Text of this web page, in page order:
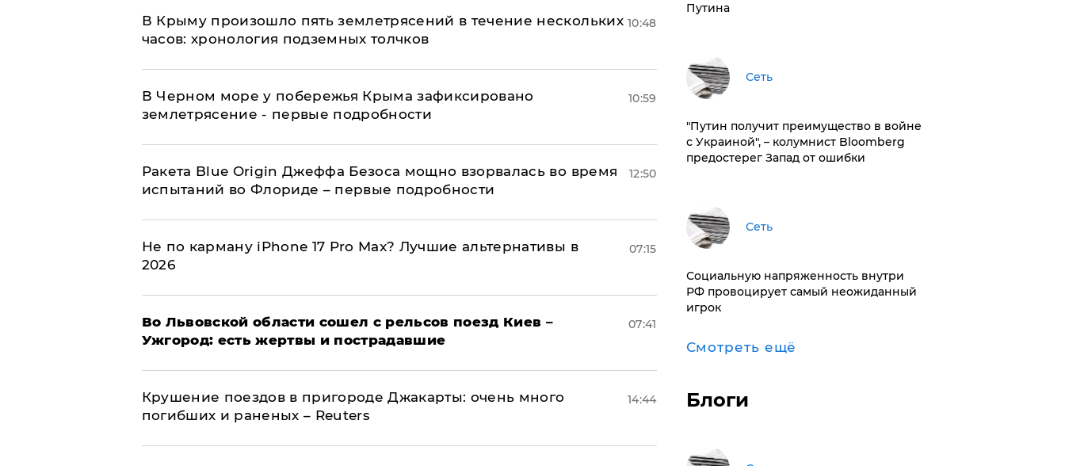
В Крыму произошло пять землетрясений в течение нескольких
часов: хронология подземных толчков
10:48
В Черном море у побережья Крыма зафиксировано
землетрясение - первые подробности
10:59
Ракета Blue Origin Джеффа Безоса мощно взорвалась во время
испытаний во Флориде – первые подробности
12:50
Не по карману iPhone 17 Pro Max? Лучшие альтернативы в
2026
07:15
Во Львовской области сошел с рельсов поезд Киев –
Ужгород: есть жертвы и пострадавшие
07:41
Крушение поездов в пригороде Джакарты: очень много
погибших и раненых – Reuters
14:44
Путина
Сеть
"Путин получит преимущество в войне
с Украиной", – колумнист Bloomberg
предостерег Запад от ошибки
Сеть
Социальную напряженность внутри
РФ провоцирует самый неожиданный
игрок
Смотреть ещё
Блоги